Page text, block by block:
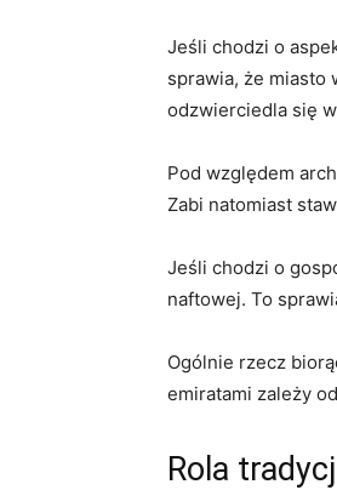
Jeśli chodzi o
sprawia,⁢ że ‌miasto
odzwierciedla się
Pod względem
Zabi natomiast
Jeśli‍ chodzi o
naftowej. To
Ogólnie rzecz
emiratami zależy⁤
Rola